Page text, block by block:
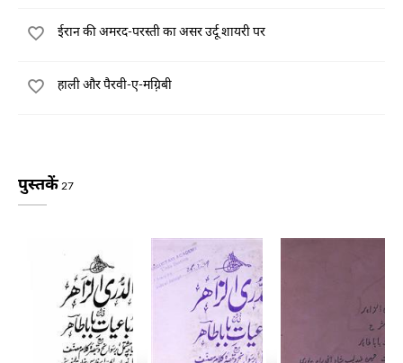
ईरान की अमरद-परस्ती का असर उर्दू शायरी पर
हाली और पैरवी-ए-मग़्रिबी
पुस्तकें 27